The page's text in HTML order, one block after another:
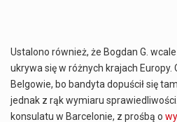
Ustalono również, że Bogdan G.
ukrywa się w różnych krajach
Belgowie, bo bandyta dopuścił się
jednak z rąk wymiaru
konsulatu w Barcelonie, z prośbą o